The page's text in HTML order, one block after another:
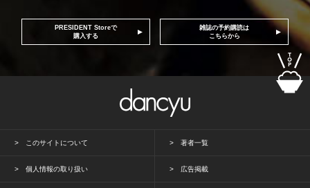
PRESIDENT Storeで
購入する
雑誌の予約購読は
こちらから
このサイトについて 著者一覧
個人情報の取り扱い 広告掲載